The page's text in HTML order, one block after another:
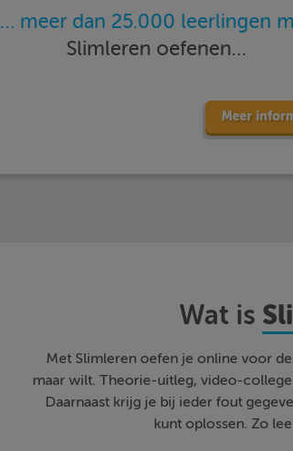
… meer dan 25.000 leerlingen
Slimleren oefenen…
Meer
Wat is
Met Slimleren oefen je online voor
maar wilt. Theorie-uitleg, video-
Daarnaast krijg je bij ieder fout
kunt oplossen. Zo